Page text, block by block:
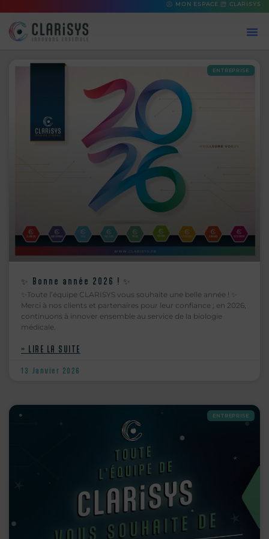
MON ESPACE CLARISYS
ENTREPRISE
✨ Bonne année 2026 ! ✨
✨Toute l’équipe CLARISYS vous souhaite une belle année ! ✨
Merci à nos clients et partenaires pour leur confiance ; en 2026,
continuons à innover ensemble au service de la biologie
médicale.
» LIRE LA SUITE
13 Janvier 2026
ENTREPRISE